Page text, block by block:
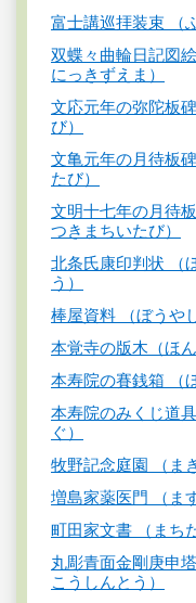
富士講巡拝装束 （
双蝶々曲輪日記図
にっきずえま）
文応元年の弥陀板
び）
文亀元年の月待板
たび）
文明十七年の月待
つきまちいたび）
北条氏康印判状 （
う）
棒屋資料 （ぼうや
本覚寺の版木（ほ
本寿院の賽銭箱 （
本寿院のみくじ道
ぐ）
牧野記念庭園 （ま
増島家薬医門 （ま
町田家文書 （まち
丸彫青面金剛庚申
こうしんとう）